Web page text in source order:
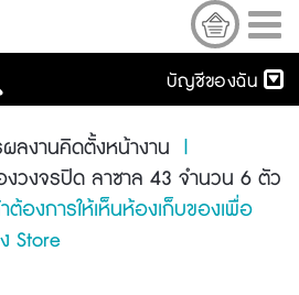
บัญชีของฉัน
ลงานคิดตั้งหน้างาน |
งจรปิด ลาซาล 43 จำนวน 6 ตัว
องการให้เห็นห้องเก็บของเพื่อ
Store